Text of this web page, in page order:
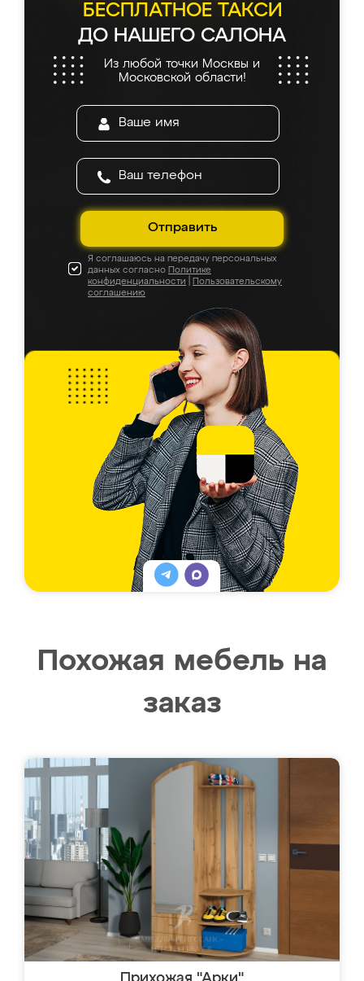
БЕСПЛАТНОЕ ТАКСИ
ДО НАШЕГО САЛОНА
Из любой точки Москвы и
Московской области!
Отправить
Я соглашаюсь на передачу персональных
данных согласно Политике
конфиденциальности
Пользовательскому
соглашению
Похожая мебель на
заказ